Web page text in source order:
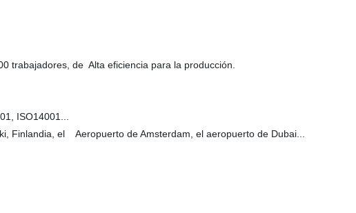
trabajadores, de Alta eficiencia para la producción.
ISO14001...
Finlandia, el Aeropuerto de Amsterdam, el aeropuerto de Dubai...